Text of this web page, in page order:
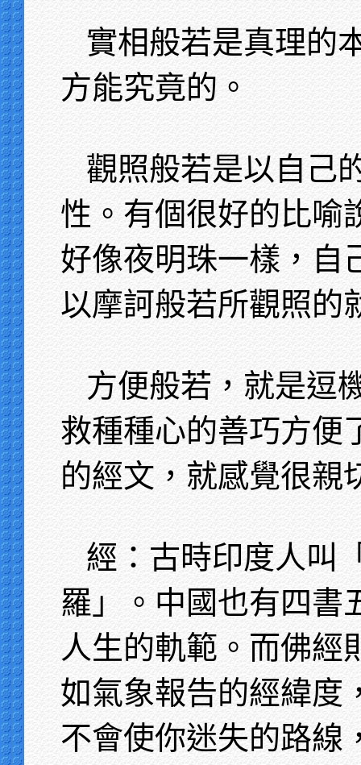
實相般若是真理的
方能究竟的。
觀照般若是以自己
性。有個很好的比喻
好像夜明珠一樣，自
以摩訶般若所觀照的
方便般若，就是逗
救種種心的善巧方便
的經文，就感覺很親
經：古時印度人叫
羅」。中國也有四書
人生的軌範。而佛經
如氣象報告的經緯度
不會使你迷失的路線